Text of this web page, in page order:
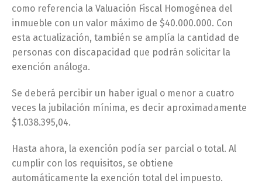
como referencia la Valuación Fiscal Homogénea del
inmueble con un valor máximo de $40.000.000. Con
esta actualización, también se amplía la cantidad de
personas con discapacidad que podrán solicitar la
exención análoga.
Se deberá percibir un haber igual o menor a cuatro
veces la jubilación mínima, es decir aproximadamente
$1.038.395,04.
Hasta ahora, la exención podía ser parcial o total. Al
cumplir con los requisitos, se obtiene
automáticamente la exención total del impuesto.